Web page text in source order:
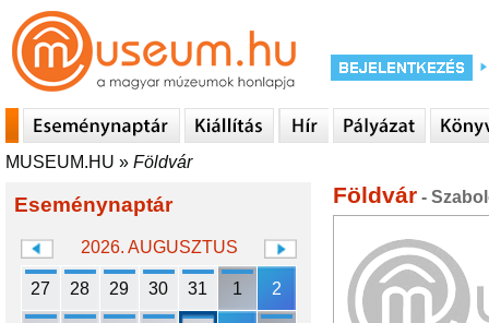
MUSEUM.HU » Földvár
Eseménynaptár
2026. AUGUSZTUS
27 28 29 30 31 1 2
Földvár -